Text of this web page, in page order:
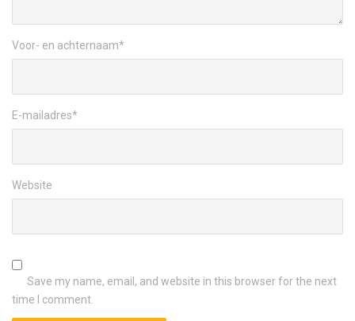
Voor- en achternaam*
E-mailadres*
Website
Save my name, email, and website in this browser for the next
time I comment.